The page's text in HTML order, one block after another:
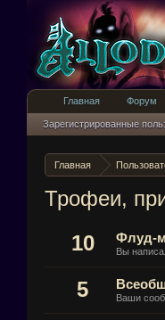
Главная
Трофеи,
10
Флуд-
Вы
5 Ваши
Главная Форум
Зарегистрированные